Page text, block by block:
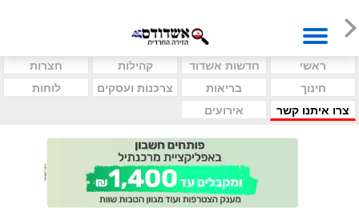
ראשי חדשות אשדוד קהילות
חצרות
חינוך
בריאות צרכנות ועסקים
לוחות
צרו איתנו קשר
אירועים